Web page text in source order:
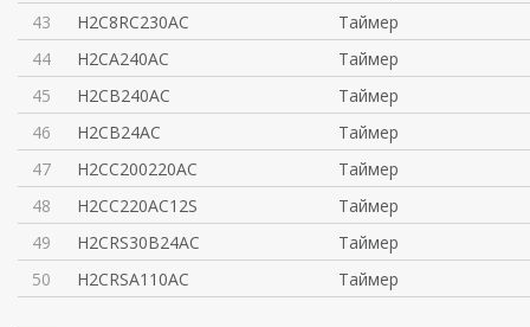
43
H2C8RC230AC
Таймер
44
H2CA240AC
Таймер
45
H2CB240AC
Таймер
46
H2CB24AC
Таймер
47
H2CC200220AC
Таймер
48
H2CC220AC12S
Таймер
49
H2CRS30B24AC
Таймер
50
H2CRSA110AC Таймер